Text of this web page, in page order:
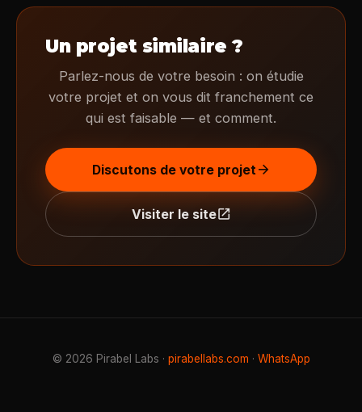
Un projet similaire ?
Parlez-nous de votre besoin : on étudie
votre projet et on vous dit franchement ce
qui est faisable — et comment.
Discutons de votre projetarrow_forward
Visiter le siteopen_in_new
© 2026 Pirabel Labs · pirabellabs.com · WhatsApp